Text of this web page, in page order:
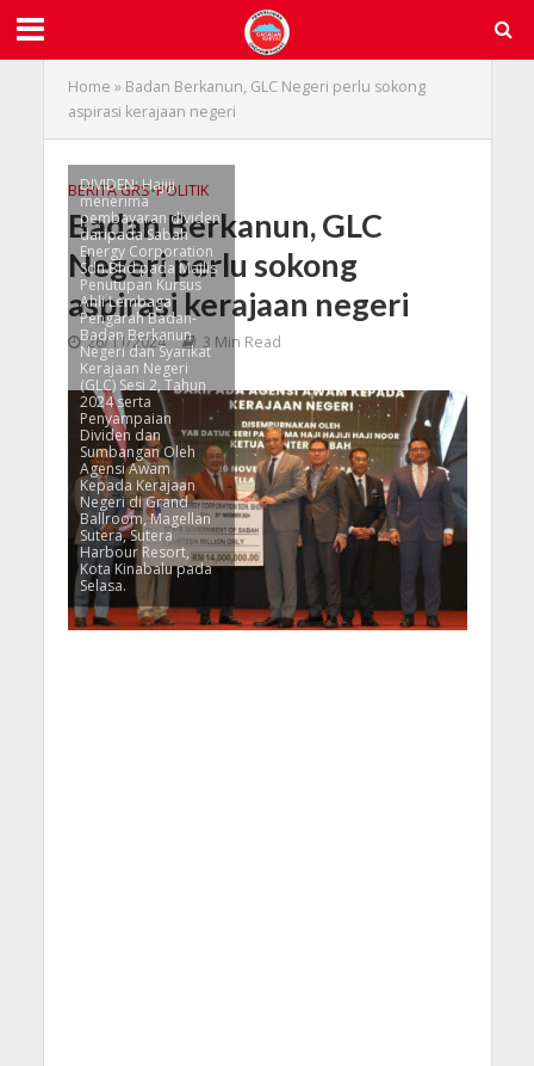
Home » Badan Berkanun, GLC Negeri perlu sokong
aspirasi kerajaan negeri
BERITA GRS•POLITIK
Badan Berkanun, GLC
Negeri perlu sokong
aspirasi kerajaan negeri
26/11/2024 3 Min Read
DIVIDEN: Hajiji
menerima
pembayaran dividen
daripada Sabah
Energy Corporation
Sdn.Bhd pada Majlis
Penutupan Kursus
Ahli Lembaga
Pengarah Badan-
Badan Berkanun
Negeri dan Syarikat
Kerajaan Negeri
(GLC) Sesi 2, Tahun
2024 serta
Penyampaian
Dividen dan
Sumbangan Oleh
Agensi Awam
Kepada Kerajaan
Negeri di Grand
Ballroom, Magellan
Sutera, Sutera
Harbour Resort,
Kota Kinabalu pada
Selasa.